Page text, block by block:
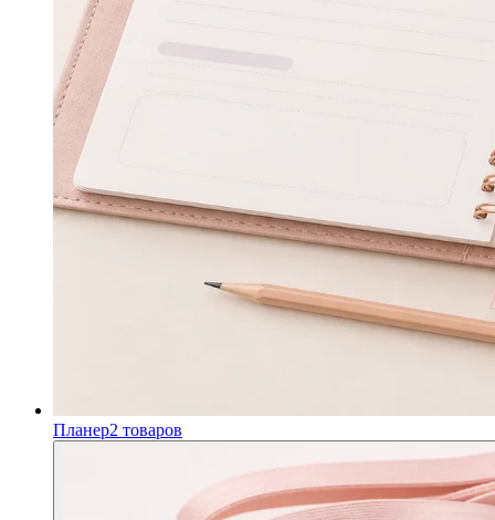
Планер2 товаров